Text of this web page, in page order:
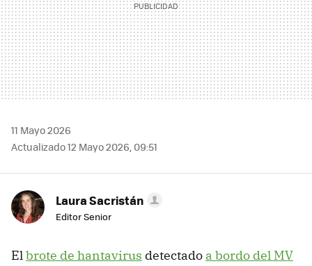
11 Mayo 2026
Actualizado 12 Mayo 2026, 09:51
Laura Sacristán
Editor Senior
Elbrote de hantavirus detectado a bordo del MV